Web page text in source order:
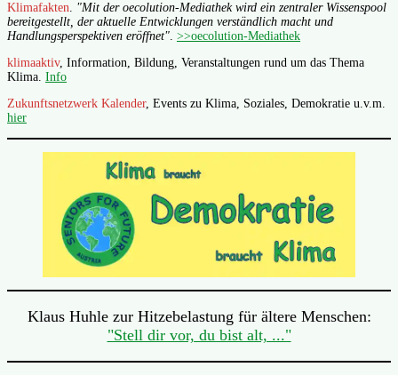
Klimafakten. "Mit der oecolution-Mediathek wird ein zentraler Wissenspool
bereitgestellt, der aktuelle Entwicklungen verständlich macht und
Handlungsperspektiven eröffnet". >>oecolution-Mediathek
klimaaktiv, Information, Bildung, Veranstaltungen rund um das Thema
Klima. Info
Zukunftsnetzwerk Kalender, Events zu Klima, Soziales, Demokratie u.v.m.
hier
Klaus Huhle zur Hitzebelastung für ältere Menschen:
"Stell dir vor, du bist alt, ..."